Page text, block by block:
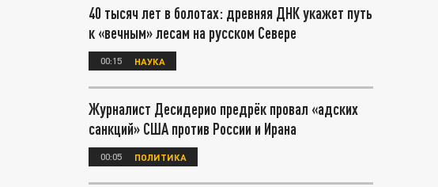
40 тысяч лет в болотах: древняя ДНК укажет путь
к «вечным» лесам на русском Севере
00:15 НАУКА
Журналист Десидерио предрёк провал «адских
санкций» США против России и Ирана
00:05 ПОЛИТИКА